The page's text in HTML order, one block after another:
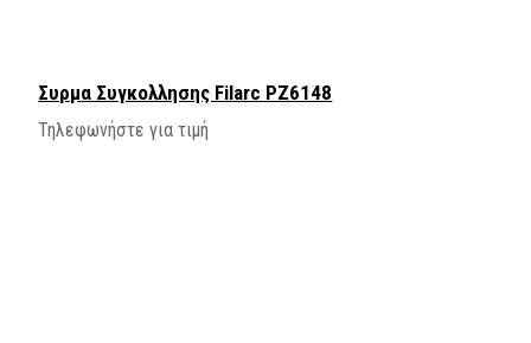
Συρμα Συγκολλησης Filarc PZ6148
Τηλεφωνήστε για τιμή